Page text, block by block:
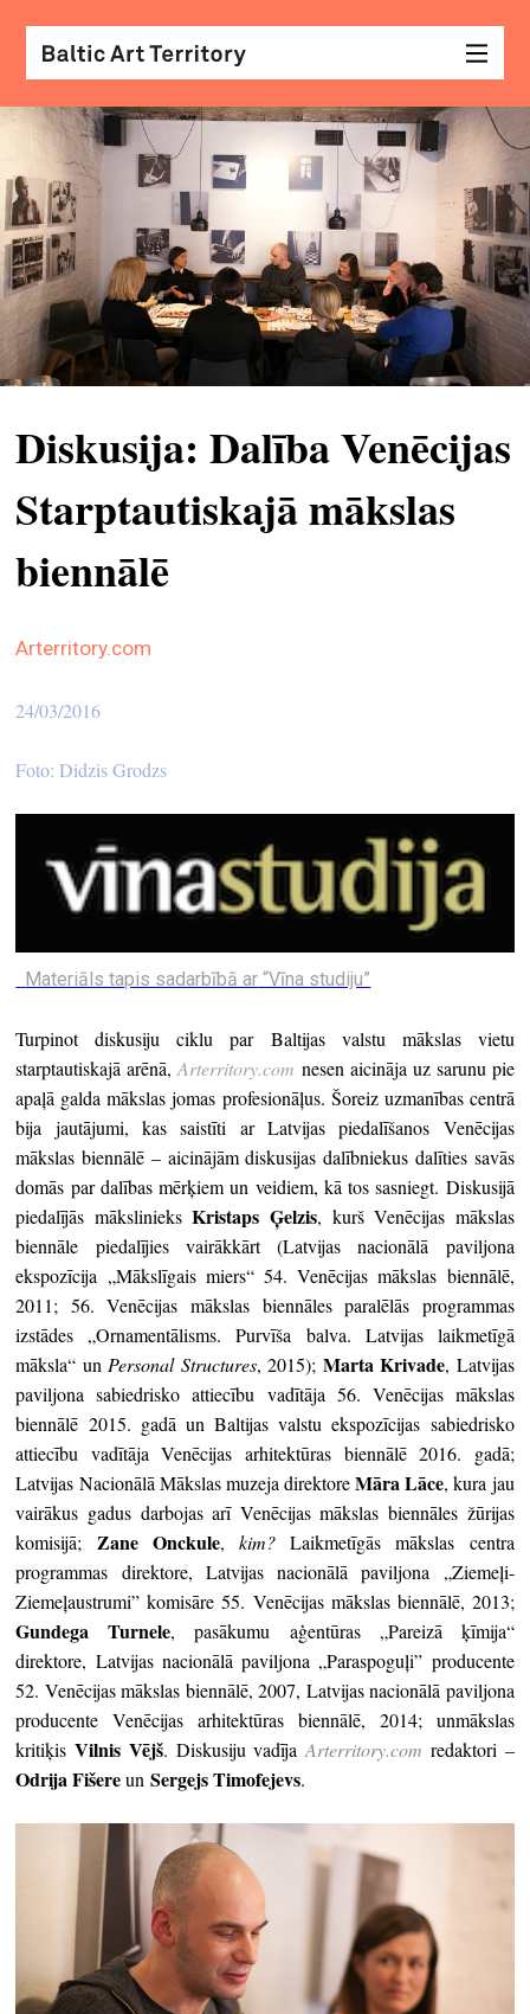
ar
par
Diskusija: Dalība Venēcijas
Starptautiskajā mākslas
biennālē
Arterritory.com
24/03/2016
Foto: Didzis Grodzs
Materiāls tapis sadarbībā ar “Vīna studiju”
Turpinot diskusiju ciklu par Baltijas valstu mākslas vietu
starptautiskajā arēnā,Arterritory.com nesen aicināja uz sarunu pie
apaļā galda mākslas jomas profesionāļus. Šoreiz uzmanības centrā
bija jautājumi, kas saistīti ar Latvijas piedalīšanos Venēcijas
mākslas biennālē – aicinājām diskusijas dalībniekus dalīties savās
domās par dalības mērķiem un veidiem, kā tos sasniegt. Diskusijā
piedalījās mākslinieksKristaps Ģelzis, kurš Venēcijas mākslas
biennāle piedalījies vairākkārt (Latvijas nacionālā paviljona
ekspozīcija „Mākslīgais miers“ 54. Venēcijas mākslas biennālē,
2011; 56. Venēcijas mākslas biennāles paralēlās programmas
izstādes „Ornamentālisms. Purvīša balva. Latvijas laikmetīgā
māksla“ un Personal Structures, 2015); Marta Krivade, Latvijas
paviljona sabiedrisko attiecību vadītāja 56. Venēcijas mākslas
biennālē 2015. gadā un Baltijas valstu ekspozīcijas sabiedrisko
attiecību vadītāja Venēcijas arhitektūras biennālē 2016. gadā;
Latvijas Nacionālā Mākslas muzeja direktoreMāra Lāce, kura jau
vairākus gadus darbojas arī Venēcijas mākslas biennāles žūrijas
komisijā; Zane Onckule, kim? Laikmetīgās mākslas centra
programmas direktore, Latvijas nacionālā paviljona „Ziemeļi-
Ziemeļaustrumi” komisāre 55. Venēcijas mākslas biennālē, 2013;
Gundega Turnele, pasākumu aģentūras „Pareizā ķīmija“
direktore, Latvijas nacionālā paviljona „Paraspoguļi” producente
52. Venēcijas mākslas biennālē, 2007, Latvijas nacionālā paviljona
producente Venēcijas arhitektūras biennālē, 2014; unmākslas
kritiķisVilnis Vējš. Diskusiju vadījaArterritory.com redaktori –
Odrija FišereunSergejs Timofejevs.